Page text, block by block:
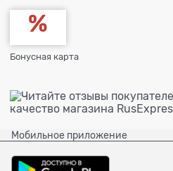
Бонусная карта
Мобильное приложение